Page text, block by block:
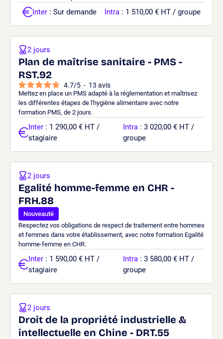
Inter : Sur demande Intra : 1 510,00 € HT / groupe
Plan de maîtrise sanitaire - PMS -
RST.92
4.7/5 - 13 avis
Mettez en place un PMS adapté à la réglementation et maîtrisez
les différentes étapes de l'hygiène alimentaire avec notre
formation PMS, de 2 jours.
2 jours
Inter : 1 290,00 € HT /
stagiaire
Intra : 3 020,00 € HT /
groupe
Egalité homme-femme en CHR -
FRH.88
Nouveauté
Respectez vos obligations de respect de traitement entre hommes
et femmes dans votre établissement, avec notre formation Egalité
homme-femme en CHR.
2 jours
Inter : 1 590,00 € HT /
stagiaire
Intra : 3 580,00 € HT /
groupe
Droit de la propriété industrielle &
intellectuelle en Chine - DRT.55
2 jours